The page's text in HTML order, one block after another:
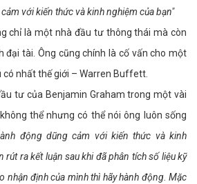
với kiến thức và kinh nghiệm của bạn"
chỉ là một nhà đầu tư thông thái mà còn
đại tài. Ông cũng chính là cố vấn cho một
nhất thế giới – Warren Buffett.
tư của Benjamin Graham trong một vài
thể nhưng có thể nói ông luôn sống
động dũng cảm với kiến thức và kinh
rút ra kết luận sau khi đã phân tích số liệu kỹ
nhận định của mình thì hãy hành động. Mặc